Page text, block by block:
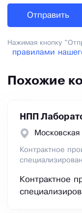
Нажимая кнопку
правилами
Похожие
НПП
Контрактное
Контрактное